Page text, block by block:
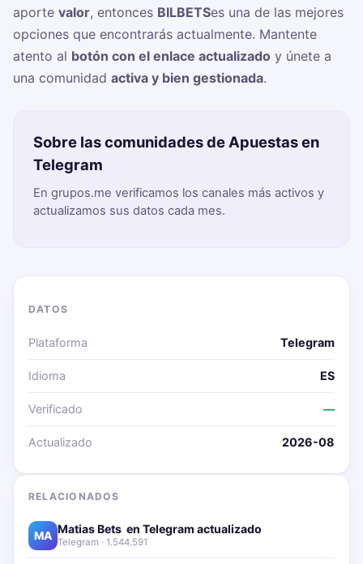
aporte valor, entonces BILBETSes una de las mejores
opciones que encontrarás actualmente. Mantente
atento al botón con el enlace actualizado y únete a
una comunidad activa y bien gestionada.
Sobre las comunidades de Apuestas en
Telegram
En grupos.me verificamos los canales más activos y
actualizamos sus datos cada mes.
DATOS
Plataforma Telegram
Idioma ES
Verificado —
Actualizado 2026-08
RELACIONADOS
MA Matias Bets ‍ en Telegram actualizado📱🔥
Telegram · 1.544.591